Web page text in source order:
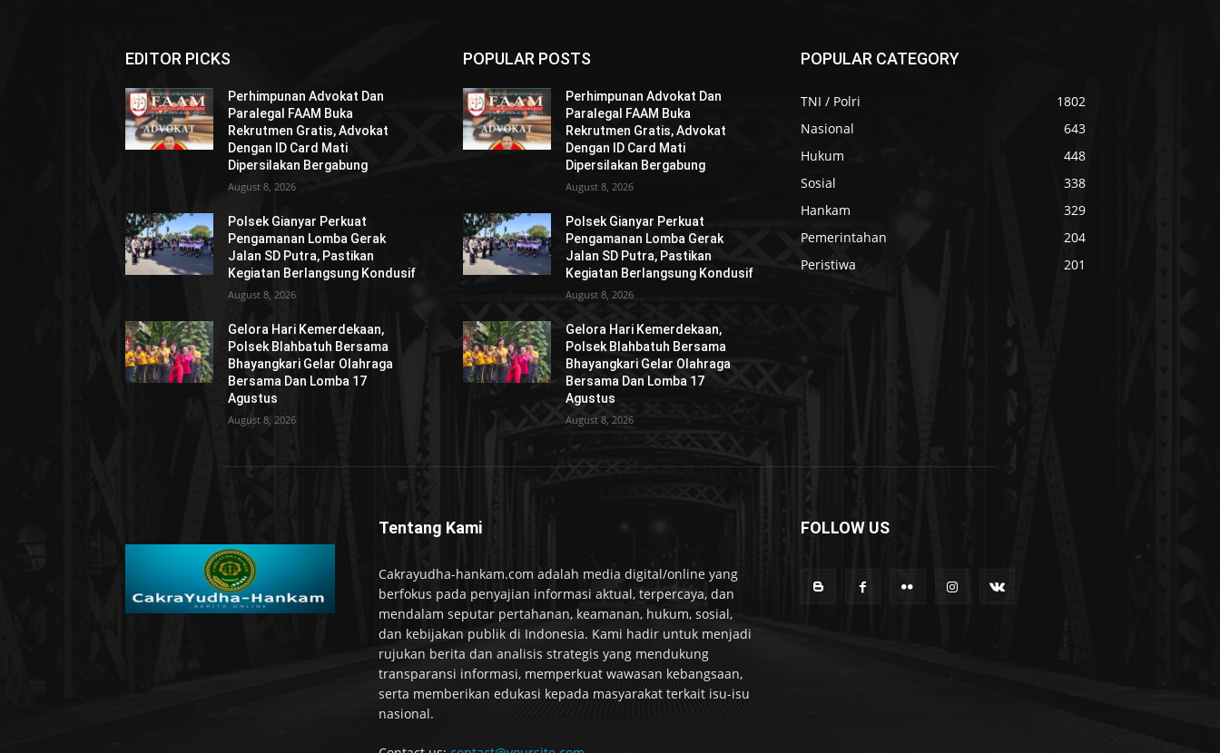
EDITOR PICKS
Perhimpunan Advokat Dan
Paralegal FAAM Buka
Rekrutmen Gratis, Advokat
Dengan ID Card Mati
Dipersilakan Bergabung
August 8, 2026
Polsek Gianyar Perkuat
Pengamanan Lomba Gerak
Jalan SD Putra, Pastikan
Kegiatan Berlangsung Kondusif
August 8, 2026
Gelora Hari Kemerdekaan,
Polsek Blahbatuh Bersama
Bhayangkari Gelar Olahraga
Bersama Dan Lomba 17
Agustus
August 8, 2026
POPULAR POSTS
Perhimpunan Advokat Dan
Paralegal FAAM Buka
Rekrutmen Gratis, Advokat
Dengan ID Card Mati
Dipersilakan Bergabung
August 8, 2026
Polsek Gianyar Perkuat
Pengamanan Lomba Gerak
Jalan SD Putra, Pastikan
Kegiatan Berlangsung Kondusif
August 8, 2026
Gelora Hari Kemerdekaan,
Polsek Blahbatuh Bersama
Bhayangkari Gelar Olahraga
Bersama Dan Lomba 17
Agustus
August 8, 2026
POPULAR CATEGORY
TNI / Polri
1802
Nasional
643
Hukum
448
Sosial
338
Hankam
329
Pemerintahan
204
Peristiwa
201
Tentang Kami
Cakrayudha-hankam.com adalah media digital/online yang
berfokus pada penyajian informasi aktual, terpercaya, dan
mendalam seputar pertahanan, keamanan, hukum, sosial,
dan kebijakan publik di Indonesia. Kami hadir untuk menjadi
rujukan berita dan analisis strategis yang mendukung
transparansi informasi, memperkuat wawasan kebangsaan,
serta memberikan edukasi kepada masyarakat terkait isu-isu
nasional.
FOLLOW US